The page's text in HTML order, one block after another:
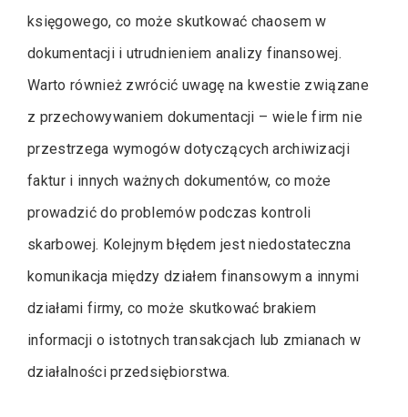
księgowego, co może skutkować chaosem w
dokumentacji i utrudnieniem analizy finansowej.
Warto również zwrócić uwagę na kwestie związane
z przechowywaniem dokumentacji – wiele firm nie
przestrzega wymogów dotyczących archiwizacji
faktur i innych ważnych dokumentów, co może
prowadzić do problemów podczas kontroli
skarbowej. Kolejnym błędem jest niedostateczna
komunikacja między działem finansowym a innymi
działami firmy, co może skutkować brakiem
informacji o istotnych transakcjach lub zmianach w
działalności przedsiębiorstwa.